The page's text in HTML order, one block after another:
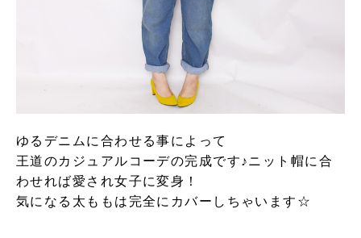
ゆるデニムに合わせる事によって
王道のカジュアルコーデの完成です♪ニット帽に合
わせれば愛され女子に変身！
気になる太ももは完全にカバーしちゃいます☆